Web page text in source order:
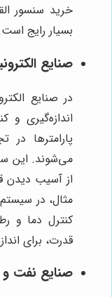
خرید سنسور
بسیار رایج
صنایع
در صنایع
اندازه‌گیری و
پارامترها در
می‌شوند. این
از آسیب دیدن
مثال، در
کنترل دما و
قدرت، برای
صنایع نفت و